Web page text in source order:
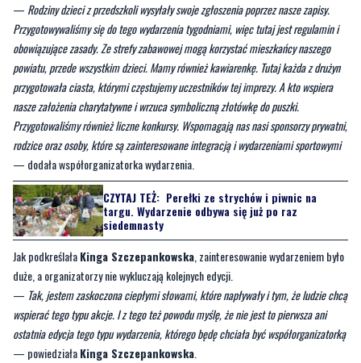
materiałów edukacyjnych dla Domu Dzieci w Redzie oraz innych placówek z powiatu
wejherowskiego. Mamy tutaj na myśli terapię dzieci— powiedziałaKinga
Szczepankowska.
—Rodziny dzieci z przedszkoli wysyłały swoje zgłoszenia poprzez nasze zapisy.
Przygotowywaliśmy się do tego wydarzenia tygodniami, więc tutaj jest regulamin i
obowiązujące zasady. Ze strefy zabawowej mogą korzystać mieszkańcy naszego
powiatu, przede wszystkim dzieci. Mamy również kawiarenkę. Tutaj każda z drużyn
przygotowała ciasta, którymi częstujemy uczestników tej imprezy. A kto wspiera
nasze założenia charytatywne i wrzuca symboliczną złotówkę do puszki.
Przygotowaliśmy również liczne konkursy. Wspomagają nas nasi sponsorzy prywatni,
rodzice oraz osoby, które są zainteresowane integracją i wydarzeniami sportowymi
— dodała współorganizatorka wydarzenia.
CZYTAJ TEŻ: Perełki ze strychów i piwnic na
targu. Wydarzenie odbywa się już po raz
siedemnasty
Jak podkreślałaKinga Szczepankowska, zainteresowanie wydarzeniem było
duże, a organizatorzy nie wykluczają kolejnych edycji.
— Tak, jestem zaskoczona ciepłymi słowami, które napływały i tym, że ludzie chcą